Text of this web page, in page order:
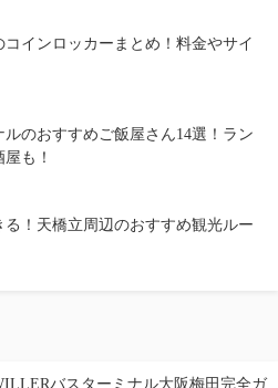
インロッカーまとめ！料金やサイ
のおすすめご飯屋さん14選！ラン
も！
！天橋立周辺のおすすめ観光ルー
バスターミナル大阪梅田完全ガ